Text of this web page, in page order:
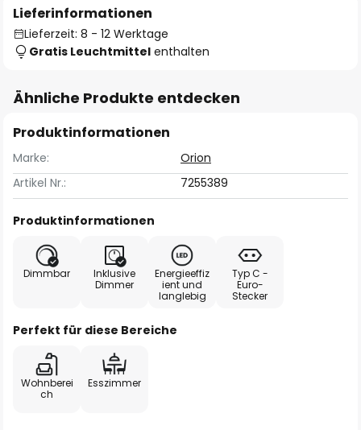
Lieferinformationen
Lieferzeit: 8 - 12 Werktage
Gratis Leuchtmittel enthalten
Ähnliche Produkte entdecken
Produktinformationen
Marke:
Orion
Artikel Nr.:
7255389
Produktinformationen
Dimmbar
Inklusive
Dimmer
Energieeffiz
ient und
langlebig
Typ C -
Euro-
Stecker
Perfekt für diese Bereiche
Wohnberei
ch
Esszimmer